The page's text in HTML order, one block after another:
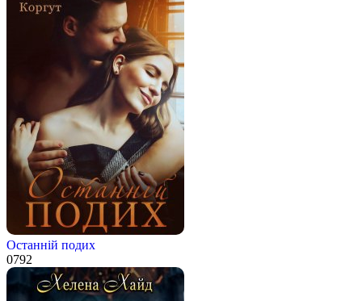
Останній подих
0792